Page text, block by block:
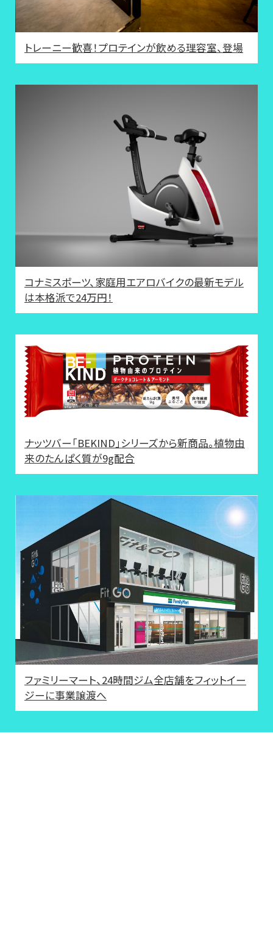
トレーニー歓喜！プロテインが飲める理容室、登場
コナミスポーツ、家庭用エアロバイクの最新モデル
は本格派で24万円！
ナッツバー「BEKIND」シリーズから新商品。植物由
来のたんぱく質が9g配合
ファミリーマート、24時間ジム全店舗をフィットイー
ジーに事業譲渡へ